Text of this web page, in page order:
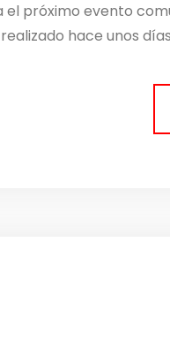
el próximo evento
hace unos